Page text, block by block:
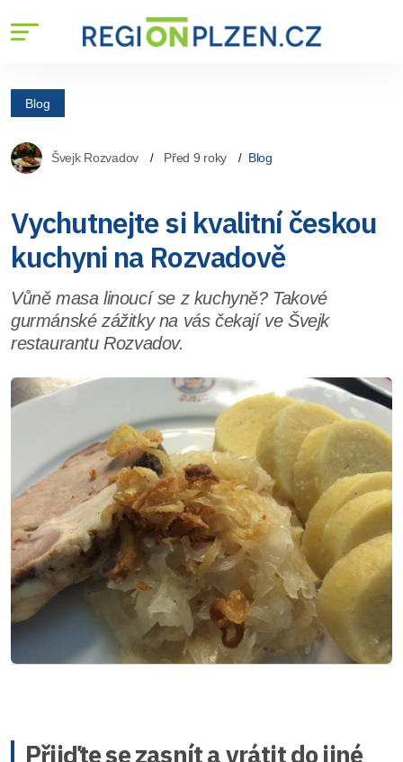
Blog
Švejk Rozvadov Před 9 roky Blog
Vychutnejte si kvalitní českou
kuchyni na Rozvadově
Vůně masa linoucí se z kuchyně? Takové
gurmánské zážitky na vás čekají ve Švejk
restaurantu Rozvadov.
Přijďte se zasnít a vrátit do jiné